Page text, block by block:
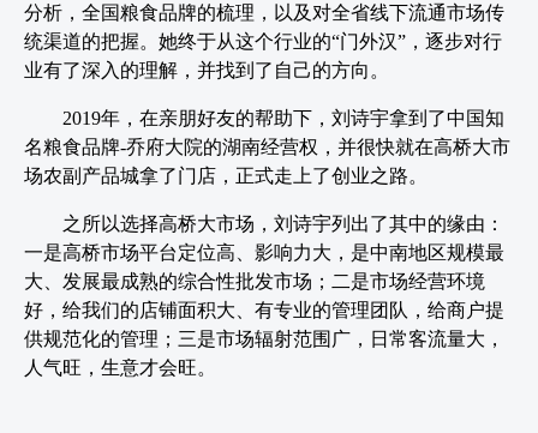
分析，全国粮食品牌的梳理，以及对全省线下流通市场传
统渠道的把握。她终于从这个行业的“门外汉”，逐步对行
业有了深入的理解，并找到了自己的方向。
2019年，在亲朋好友的帮助下，刘诗宇拿到了中国知
名粮食品牌-乔府大院的湖南经营权，并很快就在高桥大市
场农副产品城拿了门店，正式走上了创业之路。
之所以选择高桥大市场，刘诗宇列出了其中的缘由：
一是高桥市场平台定位高、影响力大，是中南地区规模最
大、发展最成熟的综合性批发市场；二是市场经营环境
好，给我们的店铺面积大、有专业的管理团队，给商户提
供规范化的管理；三是市场辐射范围广，日常客流量大，
人气旺，生意才会旺。